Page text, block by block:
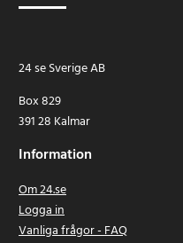
24 se Sverige AB
Box 829
391 28 Kalmar
Information
Om 24.se
Logga in
Vanliga frågor - FAQ